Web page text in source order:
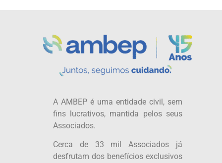
A AMBEP é uma entidade civil, sem
fins lucrativos, mantida pelos seus
Associados.
Cerca de 33 mil Associados já
desfrutam dos benefícios exclusivos